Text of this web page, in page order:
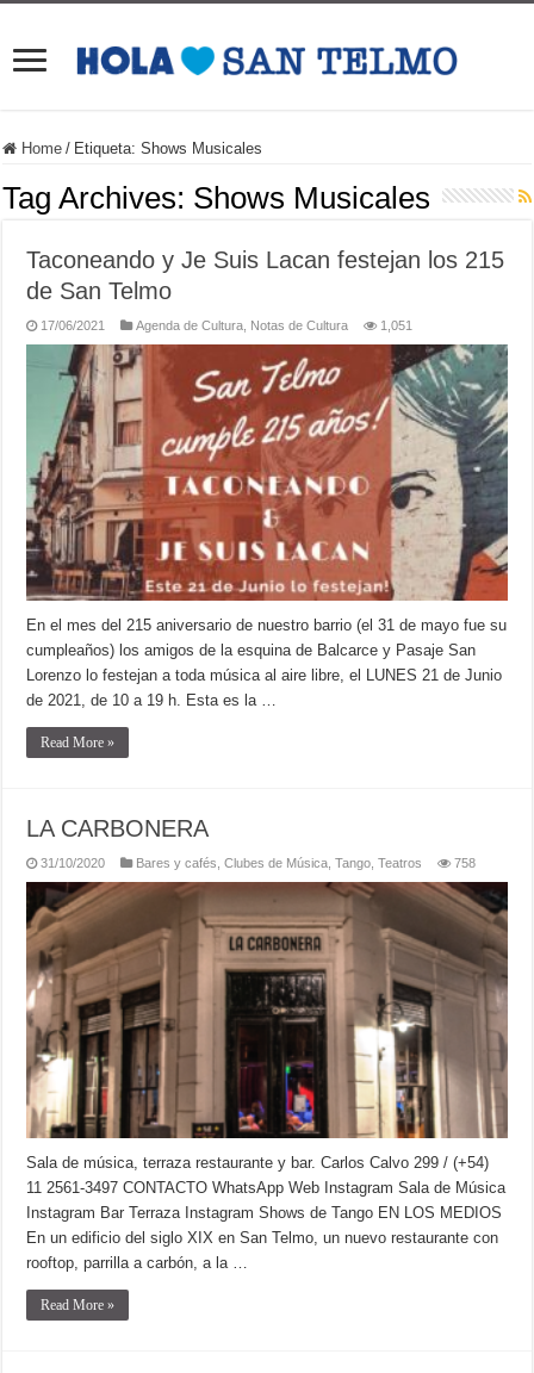
Home / Etiqueta:Shows Musicales
Tag Archives: Shows Musicales
Taconeando y Je Suis Lacan festejan los 215
de San Telmo
17/06/2021 Agenda de Cultura Notas de Cultura 1,051
En el mes del 215 aniversario de nuestro barrio (el 31 de mayo fue su
cumpleaños) los amigos de la esquina de Balcarce y Pasaje San
Lorenzo lo festejan a toda música al aire libre, el LUNES 21 de Junio
de 2021, de 10 a 19 h. Esta es la …
Read More »
LA CARBONERA
31/10/2020 Bares y cafés ,Clubes de Música ,Tango ,Teatros 758
Sala de música, terraza restaurante y bar. Carlos Calvo 299 / (+54)
11 2561-3497 CONTACTO WhatsApp Web Instagram Sala de Música
Instagram Bar Terraza Instagram Shows de Tango EN LOS MEDIOS
En un edificio del siglo XIX en San Telmo, un nuevo restaurante con
rooftop, parrilla a carbón, a la …
Read More »